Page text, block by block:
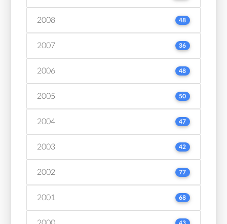
2008 48
2007 36
2006 48
2005 50
2004 47
2003 42
2002 77
2001 68